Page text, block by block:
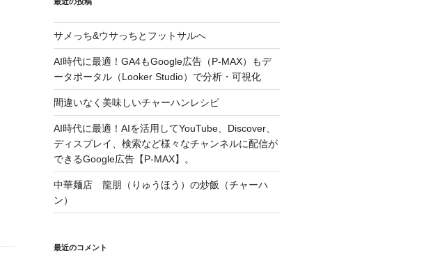
サメっち&ウサっちとフットサルへ
AI時代に最適！GA4もGoogle広告（P-MAX）もデ
ータポータル（Looker Studio）で分析・可視化
間違いなく美味しいチャーハンレシピ
AI時代に最適！AIを活用してYouTube、Discover、
ディスプレイ、検索など様々なチャンネルに配信が
できるGoogle広告【P-MAX】。
中華麺店 龍朋（りゅうほう）の炒飯（チャーハ
ン）
最近のコメント